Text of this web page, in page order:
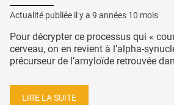
Actualité publiée il y a 9 années 10 mois
Pour décrypter ce processus qui «
cerveau, on en revient à l’alpha-
précurseur de l’amyloïde retrouvée
LIRE LA SUITE